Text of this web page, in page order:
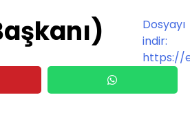
Dosyayı
indir:
https://